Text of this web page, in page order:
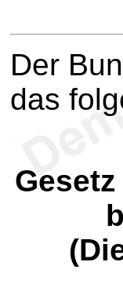
Der
das